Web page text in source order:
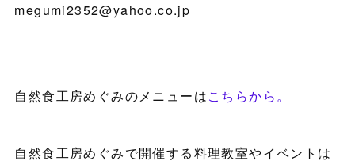
megumi2352@yahoo.co.jp
自然食工房めぐみのメニューはこちらから。
自然食工房めぐみで開催する料理教室やイベントは